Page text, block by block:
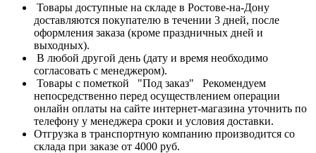
Товары доступные на складе в Ростове-на-Дону
доставляются покупателю в течении 3 дней, после
оформления заказа (кроме праздничных дней и
выходных).
В любой другой день (дату и время необходимо
согласовать с менеджером).
Товары с пометкой "Под заказ" Рекомендуем
непосредственно перед осуществлением операции
онлайн оплаты на сайте интернет-магазина уточнить по
телефону у менеджера сроки и условия доставки.
Отгрузка в транспортную компанию производится со
склада при заказе от 4000 руб.